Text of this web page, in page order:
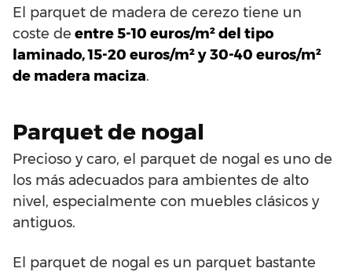
El parquet de madera de cerezo tiene un
coste de entre 5-10 euros/m² del tipo
laminado, 15-20 euros/m² y 30-40 euros/m²
de madera maciza.
Parquet de nogal
Precioso y caro, el parquet de nogal es uno de
los más adecuados para ambientes de alto
nivel, especialmente con muebles clásicos y
antiguos.
El parquet de nogal es un parquet bastante